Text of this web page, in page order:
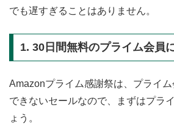
でも遅すぎることはありません。
1. 30日間無料のプライム会員
Amazonプライム感謝祭は、プライ
できないセールなので、まずはプラ
ょう。